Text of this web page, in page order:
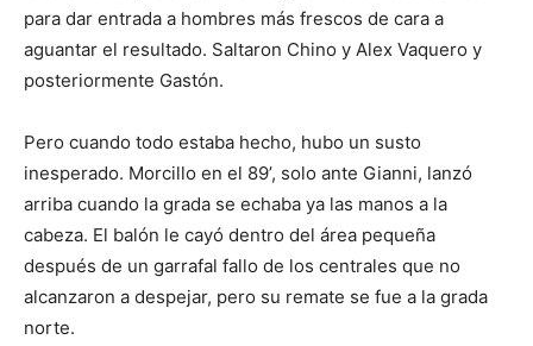
para dar entrada a hombres más frescos de cara a
aguantar el resultado. Saltaron Chino y Alex Vaquero y
posteriormente Gastón.
Pero cuando todo estaba hecho, hubo un susto
inesperado. Morcillo en el 89’, solo ante Gianni, lanzó
arriba cuando la grada se echaba ya las manos a la
cabeza. El balón le cayó dentro del área pequeña
después de un garrafal fallo de los centrales que no
alcanzaron a despejar, pero su remate se fue a la grada
norte.